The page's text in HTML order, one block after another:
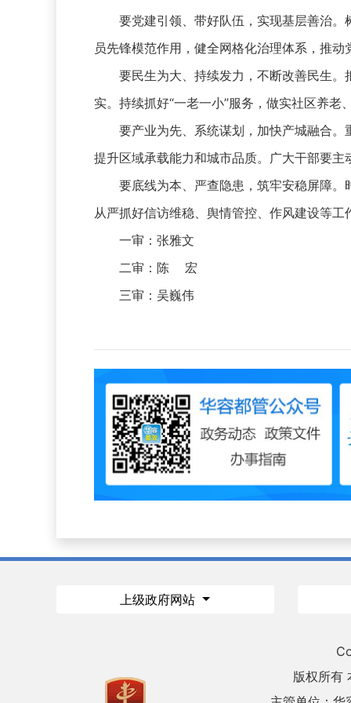
要党建引领、带好队伍，实现基层善治。
员先锋模范作用，健全网格化治理体系，推
要民生为大、持续发力，不断改善民生。
实。持续抓好“一老一小”服务，做实社区养
要产业为先、系统谋划，加快产城融合。
提升区域承载能力和城市品质。广大干部要主
要底线为本、严查隐患，筑牢安稳屏障。
从严抓好信访维稳、舆情管控、作风建设等
一审：张雅文
二审：陈 宏
三审：吴巍伟
上级政府网站
版权所有